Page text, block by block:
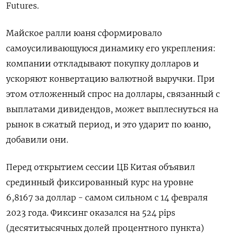
Futures.
Майское ‌ралли юаня сформировало
самоусиливающуюся динамику его укрепления:
компании ​откладывают покупку долларов и
ускоряют конвертацию валютной выручки. При
этом отложенный спрос на доллары, связанный с
выплатами дивидендов, может выплеснуться на
рынок в сжатый период, и это ударит по юаню,
добавили они.
Перед открытием ​сессии ЦБ Китая ⁠объявил
срединный фиксированный курс на уровне
6,8167 за доллар - самом сильном с ‌14 февраля
2023 года. Фиксинг оказался ‌на 524 pips
(десятитысячных долей процентного пункта)